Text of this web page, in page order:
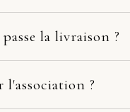
la livraison ?
dépend du fabricant et de
l'association ?